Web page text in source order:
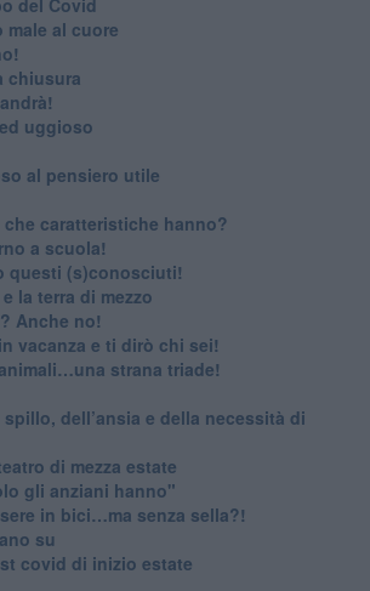
male al cuore
chiusura
uggioso
al pensiero utile
caratteristiche hanno?
a scuola!
questi (s)conosciuti!
la terra di mezzo
Anche no!
vacanza e ti dirò chi sei!
strana triade!
dell’ansia e della necessità di
di mezza estate
gli anziani hanno"
in bici…ma senza sella?!
su
covid di inizio estate